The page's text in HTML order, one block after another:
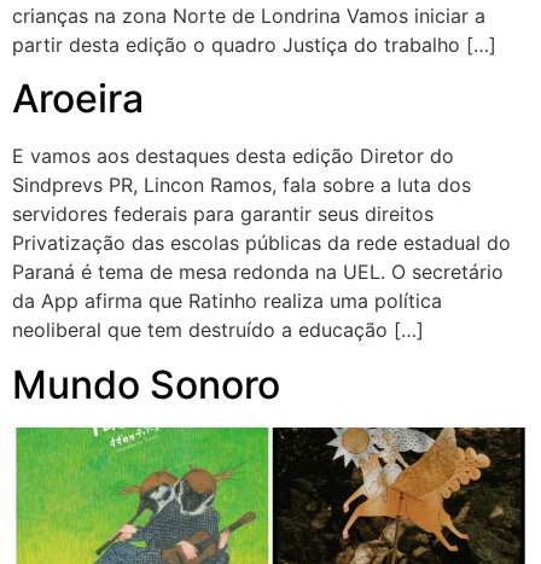
crianças na zona Norte de Londrina Vamos iniciar a
partir desta edição o quadro Justiça do trabalho […]
Aroeira
E vamos aos destaques desta edição Diretor do
Sindprevs PR, Lincon Ramos, fala sobre a luta dos
servidores federais para garantir seus direitos
Privatização das escolas públicas da rede estadual do
Paraná é tema de mesa redonda na UEL. O secretário
da App afirma que Ratinho realiza uma política
neoliberal que tem destruído a educação […]
Mundo Sonoro